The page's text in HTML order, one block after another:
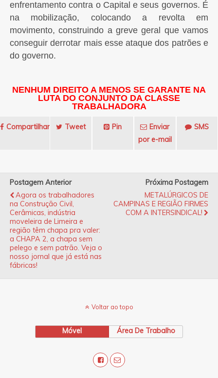
enfrentamento contra o Capital e seus governos. É
na mobilização, colocando a revolta em
movimento, construindo a greve geral que vamos
conseguir derrotar mais esse ataque dos patrões e
do governo.
NENHUM DIREITO A MENOS SE GARANTE NA
LUTA DO CONJUNTO DA CLASSE
TRABALHADORA
Compartilhar Tweet Pin
Enviar
por e-mail
SMS
Postagem Anterior
Agora os trabalhadores
na Construção Civil,
Cerâmicas, indústria
moveleira de Limeira e
região têm chapa pra valer:
a CHAPA 2, a chapa sem
pelego e sem patrão. Veja o
nosso jornal que já está nas
fábricas!
Próxima Postagem
METALÚRGICOS DE
CAMPINAS E REGIÃO FIRMES
COM A INTERSINDICAL!
Voltar ao topo
Móvel Área De Trabalho